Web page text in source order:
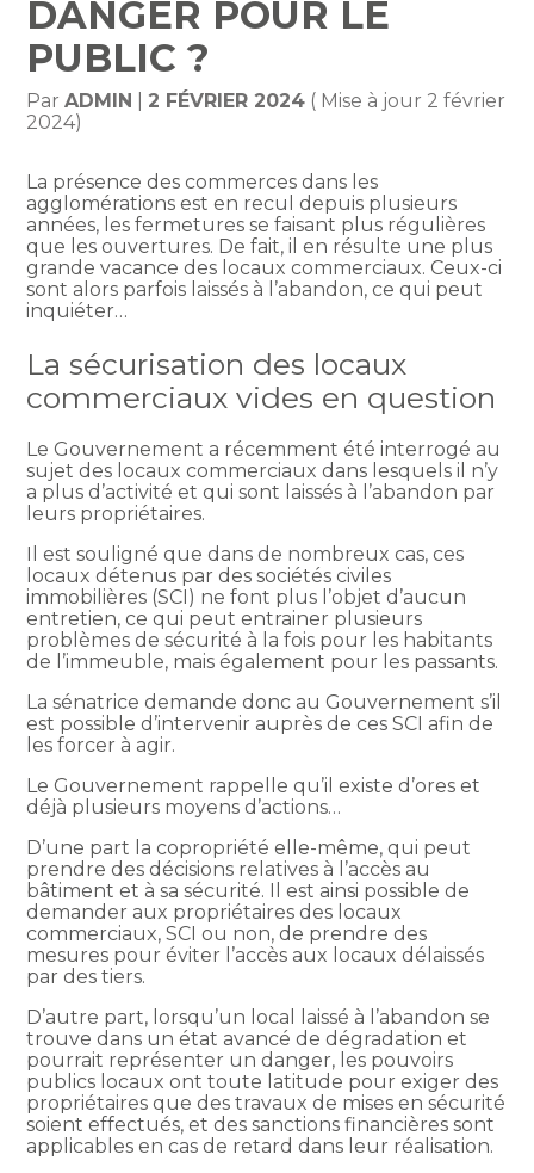
DANGER POUR LE
PUBLIC ?
ParADMIN 2 FÉVRIER 2024 ( Mise à jour 2 février
2024)
La présence des commerces dans les
agglomérations est en recul depuis plusieurs
années, les fermetures se faisant plus régulières
que les ouvertures. De fait, il en résulte une plus
grande vacance des locaux commerciaux. Ceux-ci
sont alors parfois laissés à l’abandon, ce qui peut
inquiéter…
La sécurisation des locaux
commerciaux vides en question
Le Gouvernement a récemment été interrogé au
sujet des locaux commerciaux dans lesquels il n’y
a plus d’activité et qui sont laissés à l’abandon par
leurs propriétaires.
Il est souligné que dans de nombreux cas, ces
locaux détenus par des sociétés civiles
immobilières (SCI) ne font plus l’objet d’aucun
entretien, ce qui peut entrainer plusieurs
problèmes de sécurité à la fois pour les habitants
de l’immeuble, mais également pour les passants.
La sénatrice demande donc au Gouvernement s’il
est possible d’intervenir auprès de ces SCI afin de
les forcer à agir.
Le Gouvernement rappelle qu’il existe d’ores et
déjà plusieurs moyens d’actions…
D’une part la copropriété elle-même, qui peut
prendre des décisions relatives à l’accès au
bâtiment et à sa sécurité. Il est ainsi possible de
demander aux propriétaires des locaux
commerciaux, SCI ou non, de prendre des
mesures pour éviter l’accès aux locaux délaissés
par des tiers.
D’autre part, lorsqu’un local laissé à l’abandon se
trouve dans un état avancé de dégradation et
pourrait représenter un danger, les pouvoirs
publics locaux ont toute latitude pour exiger des
propriétaires que des travaux de mises en sécurité
soient effectués, et des sanctions financières sont
applicables en cas de retard dans leur réalisation.